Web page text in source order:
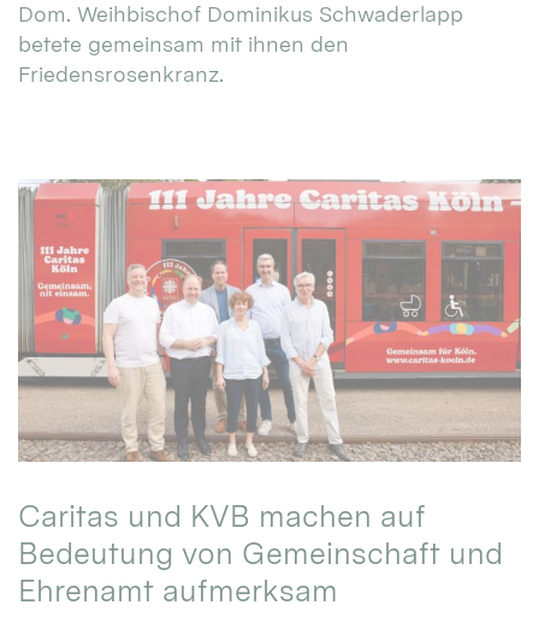
Dom. Weihbischof Dominikus Schwaderlapp
betete gemeinsam mit ihnen den
Friedensrosenkranz.
Caritas und KVB machen auf
Bedeutung von Gemeinschaft und
Ehrenamt aufmerksam